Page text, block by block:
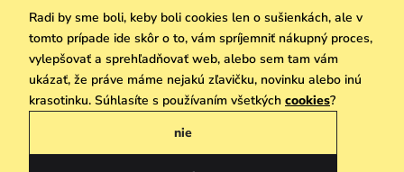
Copyright © 2026 Vuch s.r.o. Všetky práva vyhradené. Technicky zabezpečuje
Simplia.cz
Radi by sme boli, keby boli cookies len o sušienkách, ale v
tomto prípade ide skôr o to, vám spríjemniť nákupný proces,
vylepšovať a sprehľadňovať web, alebo sem tam vám
ukázať, že práve máme nejakú zľavičku, novinku alebo inú
krasotinku. Súhlasíte s používaním všetkých cookies?
nie